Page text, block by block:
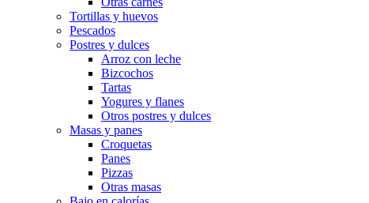
Tortillas y huevos
Pescados
Postres y dulces
Arroz con leche
Bizcochos
Tartas
Yogures y flanes
Otros postres y dulces
Masas y panes
Croquetas
Panes
Pizzas
Otras masas